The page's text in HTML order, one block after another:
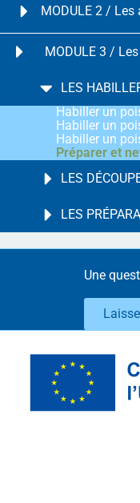
MODULE 2 / Les
MODULE 3 /
LES
Habiller un
Habiller un
Habiller un
Préparer et
LES
LES
Une